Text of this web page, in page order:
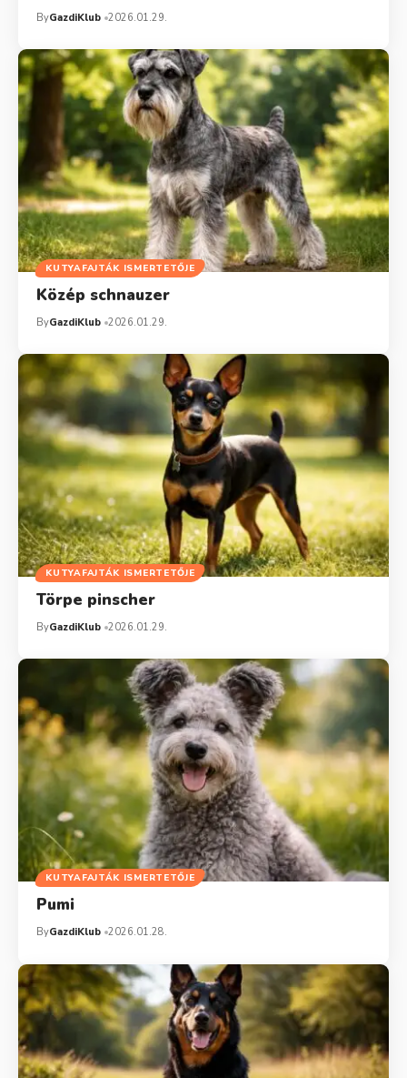
ByGazdiKlub 2026.01.29.
KUTYAFAJTÁK ISMERTETŐJE
Közép schnauzer
ByGazdiKlub 2026.01.29.
KUTYAFAJTÁK ISMERTETŐJE
Törpe pinscher
ByGazdiKlub 2026.01.29.
KUTYAFAJTÁK ISMERTETŐJE
Pumi
ByGazdiKlub 2026.01.28.